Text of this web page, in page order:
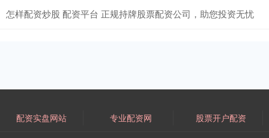
怎样配资炒股 配资平台 正规持牌股票配资公司，助您投资无忧
配资实盘网站 专业配资网 股票开户配资